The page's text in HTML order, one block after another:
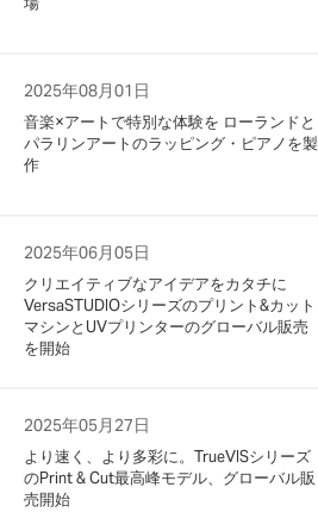
2025年08月01日
音楽×アートで特別な体験を ローランドと
パラリンアートのラッピング・ピアノを製
作
2025年06月05日
クリエイティブなアイデアをカタチに
VersaSTUDIOシリーズのプリント&カット
マシンとUVプリンターのグローバル販売
を開始
2025年05月27日
より速く、より多彩に。TrueVISシリーズ
のPrint & Cut最高峰モデル、グローバル販
売開始